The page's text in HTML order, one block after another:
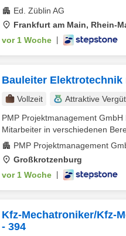
Ed. Züblin AG
Frankfurt am Main, Rhein-
vor 1 Woche
Bauleiter Elektrotechnik
Vollzeit
Attraktive
PMP Projektmanagement
Mitarbeiter in verschiedenen
PMP Projektmanagement
Großkrotzenburg
vor 1 Woche
Kfz-Mechatroniker/Kfz-
- 394